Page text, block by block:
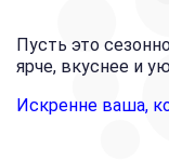
Пусть это
ярче, вкуснее и
Искренне ваша,